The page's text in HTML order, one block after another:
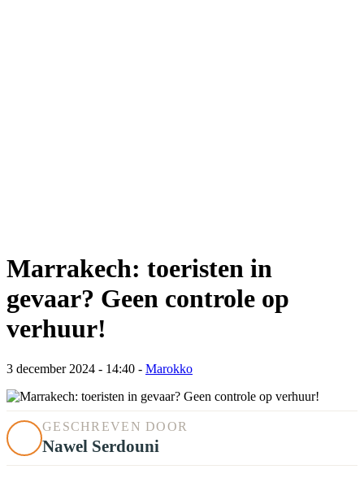
Marrakech: toeristen in
gevaar? Geen controle op
verhuur!
3 december 2024 - 14:40 - Marokko
GESCHREVEN DOOR
Nawel Serdouni